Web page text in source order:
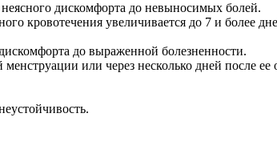
дискомфорта до невыносимых болей.
кровотечения увеличивается до 7 и более
до выраженной болезненности.
или через несколько дней после